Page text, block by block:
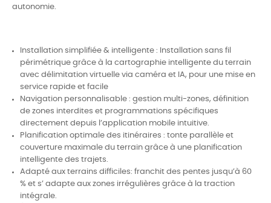
autonomie.
Installation simplifiée & intelligente : Installation sans fil
périmétrique grâce à la cartographie intelligente du terrain
avec délimitation virtuelle via caméra et IA, pour une mise en
service rapide et facile
Navigation personnalisable : gestion multi-zones, définition
de zones interdites et programmations spécifiques
directement depuis l’application mobile intuitive.
Planification optimale des itinéraires : tonte parallèle et
couverture maximale du terrain grâce à une planification
intelligente des trajets.
Adapté aux terrains difficiles: franchit des pentes jusqu’à 60
% et s’ adapte aux zones irrégulières grâce à la traction
intégrale.